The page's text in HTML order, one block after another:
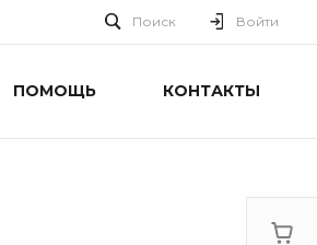
Поиск Войти
ПОМОЩЬ КОНТАКТЫ